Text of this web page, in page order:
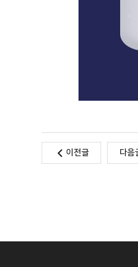
이전글 다음